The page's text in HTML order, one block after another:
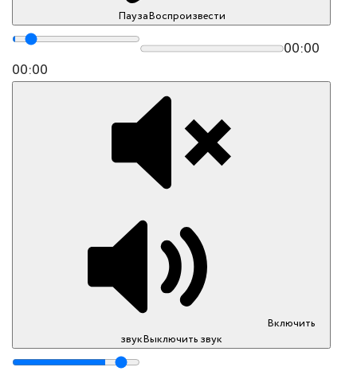
ПаузаВоспроизвести
00:00
00:00
Включить
звукВыключить звук